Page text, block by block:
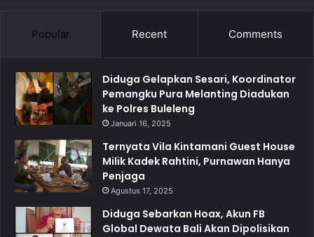
Popular Recent Comments
Diduga Gelapkan Sesari, Koordinator
Pemangku Pura Melanting Diadukan
ke Polres Buleleng
Januari 16, 2025
Ternyata Vila Kintamani Guest House
Milik Kadek Rahtini, Purnawan Hanya
Penjaga
Agustus 17, 2025
Diduga Sebarkan Hoax, Akun FB
Global Dewata Bali Akan Dipolisikan